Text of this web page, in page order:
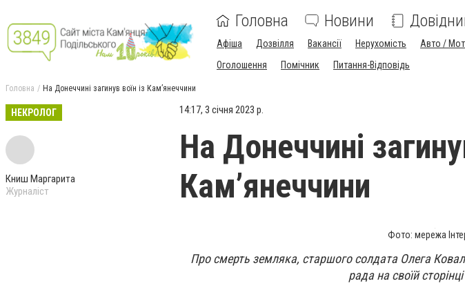
Головна Новини
Афіша Дозвілля Вакансії Нерухомість Авто /
Оголошення
Помічник Питання-Відповідь
Головна На Донеччині загинув воїн із Кам’янеччини
НЕКРОЛОГ
Книш Маргарита
Журналіст
14:17, 3 січня 2023 р.
На Донеччині
Кам’янеччини
Фото: мережа
Про смерть земляка, старшого солдата Олега
рада на своїй